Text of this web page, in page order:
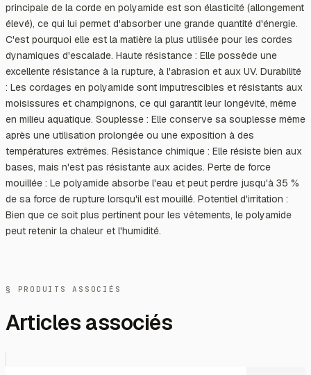
principale de la corde en polyamide est son élasticité (allongement
élevé), ce qui lui permet d'absorber une grande quantité d'énergie.
C'est pourquoi elle est la matière la plus utilisée pour les cordes
dynamiques d'escalade. Haute résistance : Elle possède une
excellente résistance à la rupture, à l'abrasion et aux UV. Durabilité
: Les cordages en polyamide sont imputrescibles et résistants aux
moisissures et champignons, ce qui garantit leur longévité, même
en milieu aquatique. Souplesse : Elle conserve sa souplesse même
après une utilisation prolongée ou une exposition à des
températures extrêmes. Résistance chimique : Elle résiste bien aux
bases, mais n'est pas résistante aux acides. Perte de force
mouillée : Le polyamide absorbe l'eau et peut perdre jusqu'à 35 %
de sa force de rupture lorsqu'il est mouillé. Potentiel d'irritation :
Bien que ce soit plus pertinent pour les vêtements, le polyamide
peut retenir la chaleur et l'humidité.
§ PRODUITS ASSOCIÉS
Articles associés